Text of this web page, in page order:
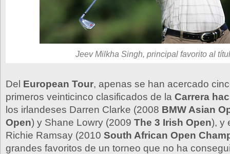
Jeev Milkha Singh, principal favorito al
Del European Tour, apenas se han acercado
primeros veinticinco clasificados de la Carrera
los irlandeses Darren Clarke (2008 BMW Asian
Open) y Shane Lowry (2009 The 3 Irish Open), y
Richie Ramsay (2010 South African Open
grandes favoritos de un torneo que no ha